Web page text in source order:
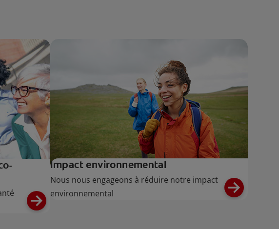
Impact environnemental
Nous nous engageons à réduire notre impact
environnemental